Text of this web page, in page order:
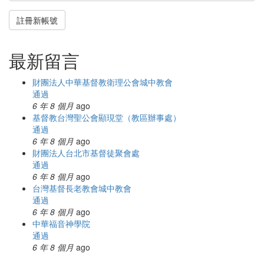
註冊新帳號
最新留言
財團法人中華基督教衛理公會城中教會
通過
6 年 8 個月 ago
基督教台灣聖公會顯現堂（教區辦事處）
通過
6 年 8 個月 ago
財團法人台北市基督徒聚會處
通過
6 年 8 個月 ago
台灣基督長老教會城中教會
通過
6 年 8 個月 ago
中華福音神學院
通過
6 年 8 個月 ago